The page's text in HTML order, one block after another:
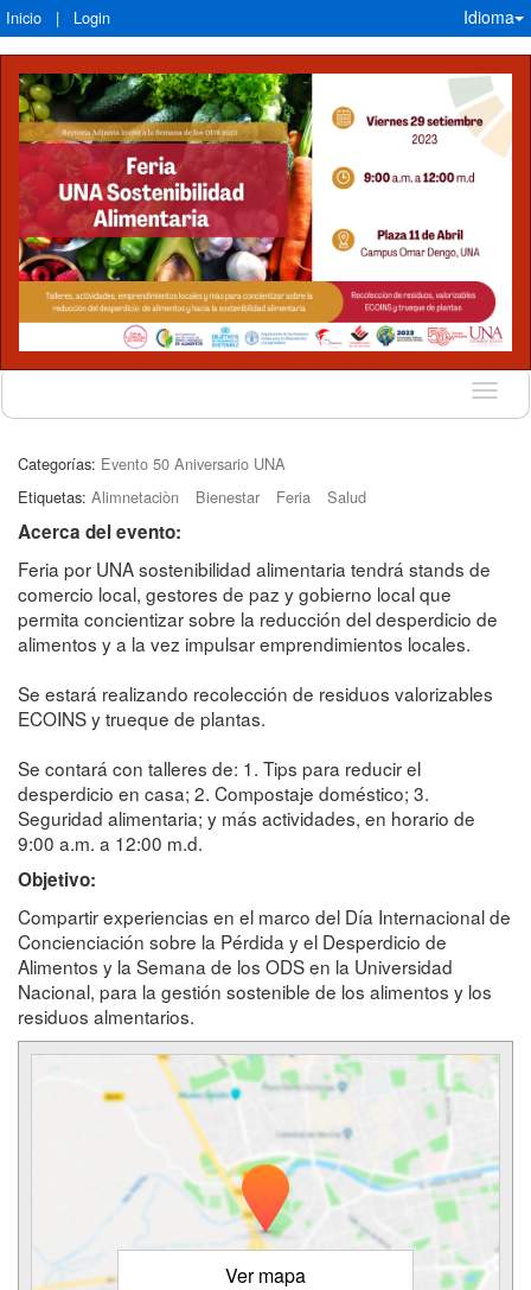
Inicio | Login Idioma
Idioma
Categorías: Evento 50 Aniversario UNA
Etiquetas: Alimnetaciòn Bienestar Feria Salud
Acerca del evento:
Feria por UNA sostenibilidad alimentaria tendrá stands de
comercio local, gestores de paz y gobierno local que
permita concientizar sobre la reducción del desperdicio de
alimentos y a la vez impulsar emprendimientos locales.
Se estará realizando recolección de residuos valorizables
ECOINS y trueque de plantas.
Se contará con talleres de: 1. Tips para reducir el
desperdicio en casa; 2. Compostaje doméstico; 3.
Seguridad alimentaria; y más actividades, en horario de
9:00 a.m. a 12:00 m.d.
Objetivo:
Compartir experiencias en el marco del Día Internacional de
Concienciación sobre la Pérdida y el Desperdicio de
Alimentos y la Semana de los ODS en la Universidad
Nacional, para la gestión sostenible de los alimentos y los
residuos almentarios.
Ver mapa